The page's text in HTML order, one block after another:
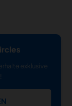
exklusive